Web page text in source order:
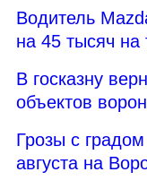
Водитель
на 45 тысяч
В госказну
объектов
Грозы с
августа на